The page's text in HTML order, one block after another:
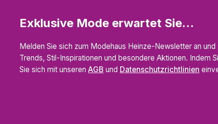
Exklusive Mode erwartet Sie…
Melden Sie sich zum Modehaus Heinze-Newsletter an
Trends, Stil-Inspirationen und besondere Aktionen. Indem
Sie sich mit unseren AGB und Datenschutzrichtlinien